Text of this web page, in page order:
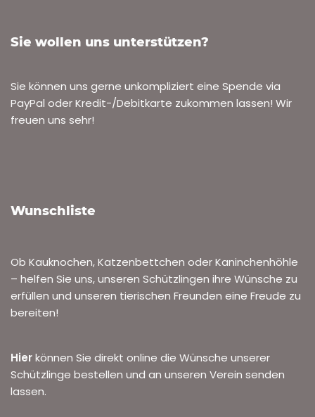
Sie wollen uns unterstützen?
Sie können uns gerne unkompliziert eine Spende via
PayPal oder Kredit-/Debitkarte zukommen lassen! Wir
freuen uns sehr!
Wunschliste
Ob Kauknochen, Katzenbettchen oder Kaninchenhöhle
– helfen Sie uns, unseren Schützlingen ihre Wünsche zu
erfüllen und unseren tierischen Freunden eine Freude zu
bereiten!
Hierkönnen Sie direkt online die Wünsche unserer
Schützlinge bestellen und an unseren Verein senden
lassen.